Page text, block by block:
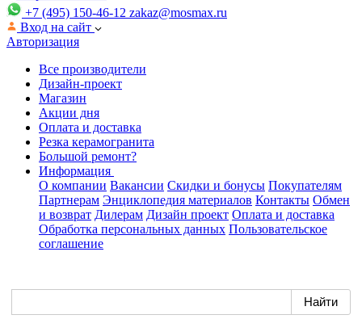
+7 (495) 150-46-12 zakaz@mosmax.ru
Вход на сайт
Авторизация
Все производители
Дизайн-проект
Магазин
Акции дня
Оплата и доставка
Резка керамогранита
Большой ремонт?
Информация
О компании Вакансии Скидки и бонусы Покупателям
Партнерам Энциклопедия материалов Контакты Обмен
и возврат Дилерам Дизайн проект Оплата и доставка
Обработка персональных данных Пользовательское
соглашение